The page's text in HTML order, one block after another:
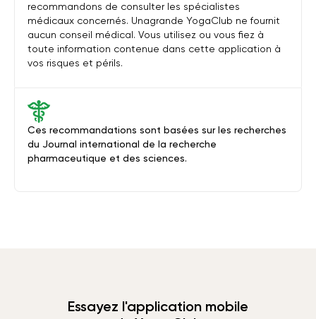
Ces recommandations sont basées sur les recherches
du Journal international de la recherche
pharmaceutique et des sciences.
recommandons de consulter les spécialistes
médicaux concernés. Unagrande YogaClub ne fournit
aucun conseil médical. Vous utilisez ou vous fiez à
toute information contenue dans cette application à
vos risques et périls.
Essayez l'application mobile